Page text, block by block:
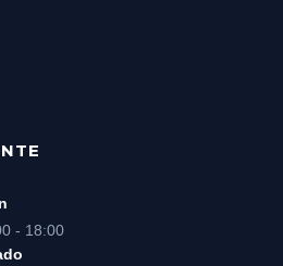
- 18:00